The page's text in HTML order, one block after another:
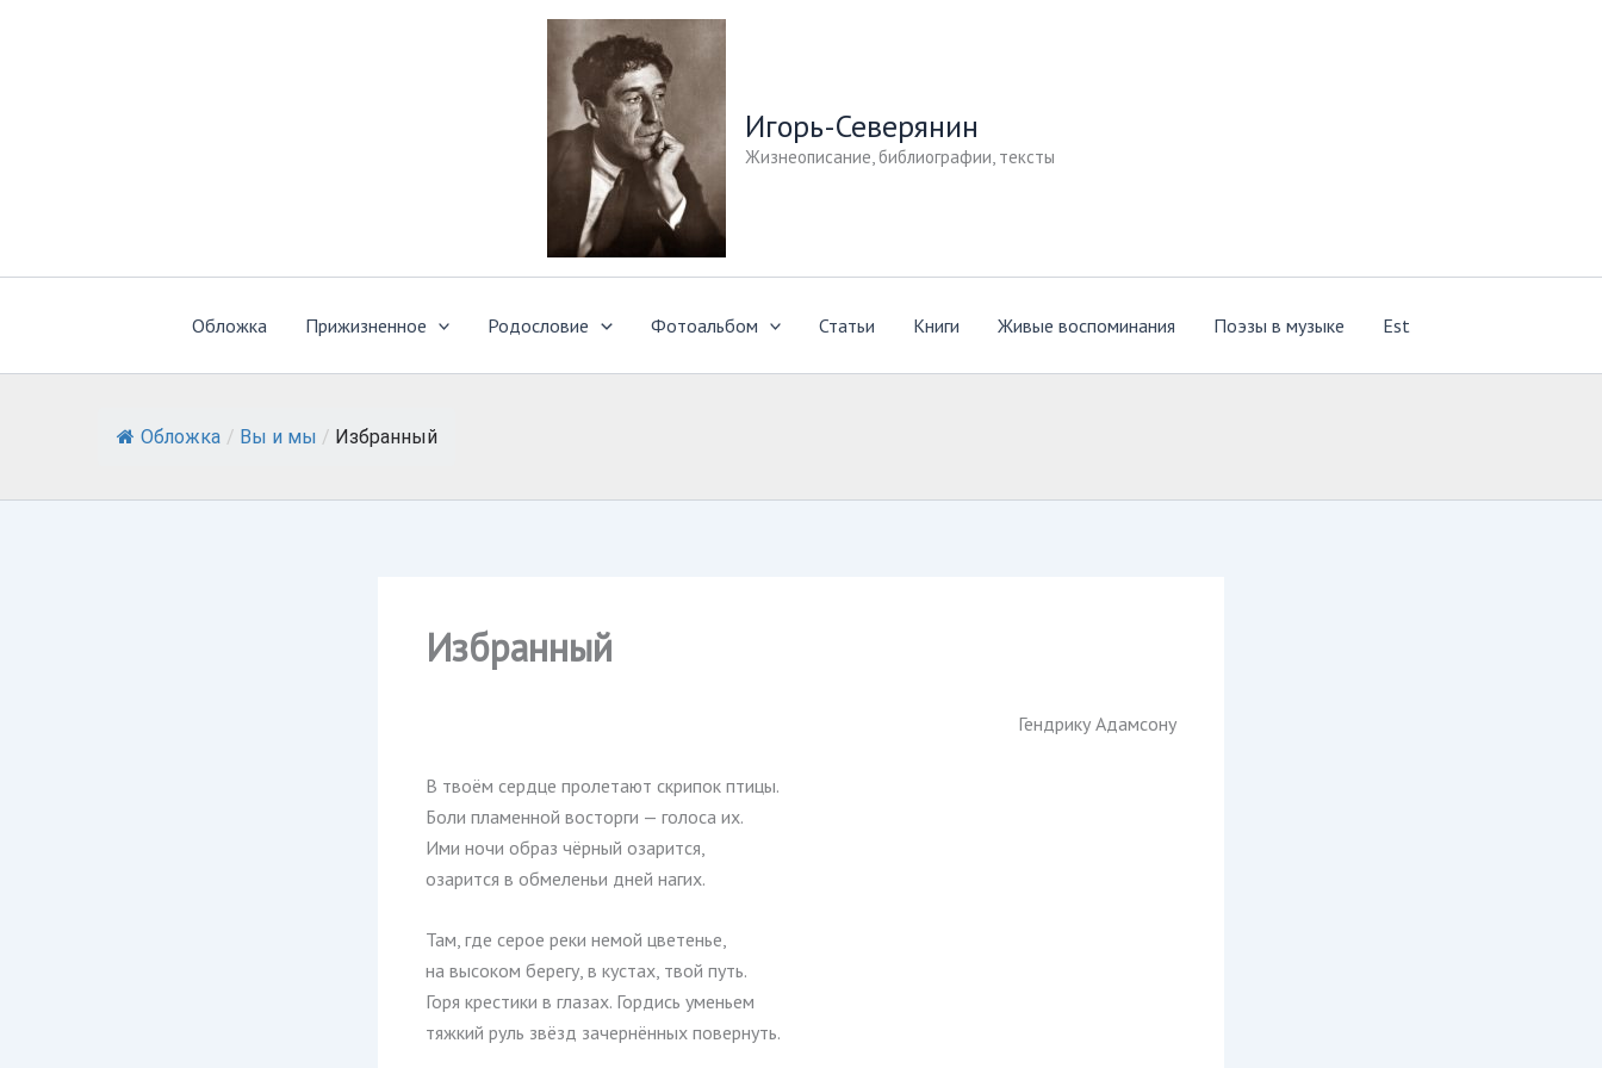
Игорь-Северянин
Жизнеописание, библиографии, тексты
Обложка Прижизненное Родословие Фотоальбом Статьи Книги Живые воспоминания Поэзы в музыке Est
Обложка / Вы и мы / Избранный
Избранный
Гендрику Адамсону
В твоём сердце пролетают скрипок птицы.
Боли пламенной восторги — голоса их.
Ими ночи образ чёрный озарится,
озарится в обмеленьи дней нагих.
Там, где серое реки немой цветенье,
на высоком берегу, в кустах, твой путь.
Горя крестики в глазах. Гордись уменьем
тяжкий руль звёзд зачернённых повернуть.